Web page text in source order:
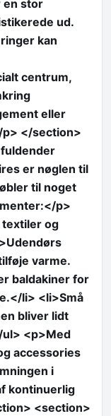
en stor
ud.
kan
centrum,
eller
</section>
er nøglen til
til noget
p>
textiler og
varme.
baldakiner for
li> <li>Små
bliver lidt
<p>Med
accessories
i
kontinuerlig
<section>